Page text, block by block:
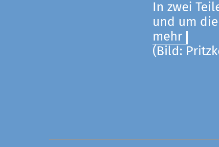
In zwei
und um
mehr
(Bild: